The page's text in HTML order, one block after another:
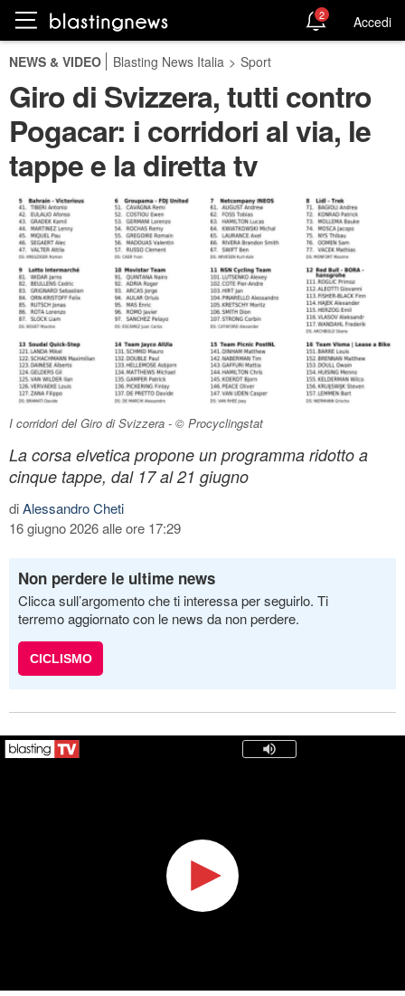
2 Accedi
NEWS & VIDEO Blasting News Italia > Sport
Giro di Svizzera, tutti contro
Pogacar: i corridori al via, le
tappe e la diretta tv
I corridori del Giro di Svizzera - © Procyclingstat
La corsa elvetica propone un programma ridotto a
cinque tappe, dal 17 al 21 giugno
diAlessandro Cheti
16 giugno 2026 alle ore 17:29
Non perdere le ultime news
Clicca sull’argomento che ti interessa per seguirlo. Ti
terremo aggiornato con le news da non perdere.
CICLISMO